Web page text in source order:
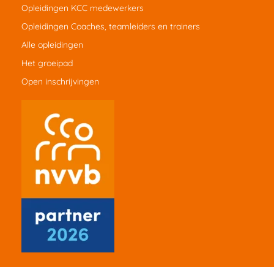
Opleidingen KCC medewerkers
Opleidingen Coaches, teamleiders en trainers
Alle opleidingen
Het groeipad
Open inschrijvingen